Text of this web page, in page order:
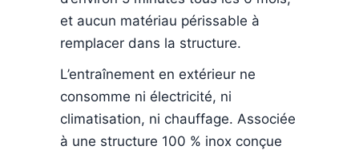
et aucun matériau périssable à
remplacer dans la structure.
L’entraînement en extérieur ne
consomme ni électricité, ni
climatisation, ni chauffage. Associée
à une structure 100 % inox conçue